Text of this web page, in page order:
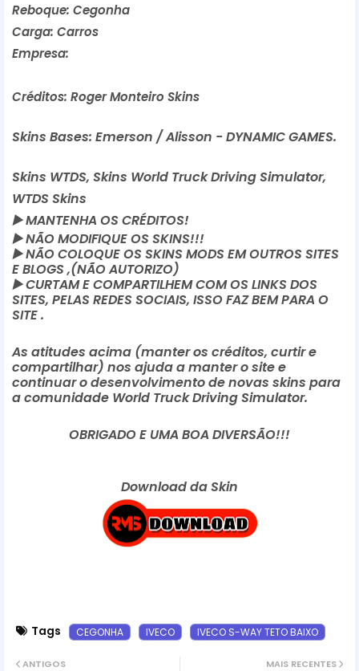
Reboque: Cegonha
Carga: Carros
Empresa:
Créditos: Roger Monteiro Skins
Skins Bases: Emerson / Alisson - DYNAMIC GAMES.
Skins WTDS, Skins World Truck Driving Simulator,
WTDS Skins
▶️MANTENHA OS CRÉDITOS!
▶️NÃO MODIFIQUE OS SKINS!!!
▶️NÃO COLOQUE OS SKINS MODS EM OUTROS SITES
E BLOGS ,(NÃO AUTORIZO)
▶️CURTAM E COMPARTILHEM COM OS LINKS DOS
SITES, PELAS REDES SOCIAIS, ISSO FAZ BEM PARA O
SITE .
As atitudes acima (manter os créditos, curtir e
compartilhar) nos ajuda a manter o site e
continuar o desenvolvimento de novas skins para
a comunidade World Truck Driving Simulator.
OBRIGADO E UMA BOA DIVERSÃO!!!
Download da Skin
Tags CEGONHA IVECO IVECO S-WAY TETO BAIXO
MAIS RECENTES
ANTIGOS